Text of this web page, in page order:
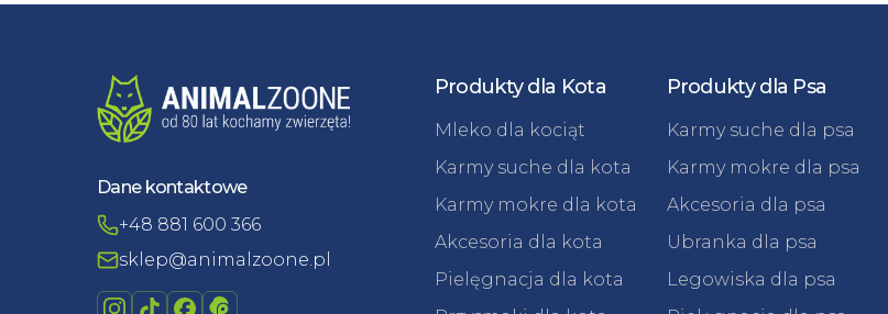
Dane kontaktowe
+48 881 600 366
sklep@animalzoone.pl
Produkty dla Kota
Mleko dla kociąt
Karmy suche dla kota
Karmy mokre dla kota
Akcesoria dla kota
Pielęgnacja dla kota
Produkty dla Psa
Karmy suche dla psa
Karmy mokre dla psa
Akcesoria dla psa
Ubranka dla psa
Legowiska dla psa